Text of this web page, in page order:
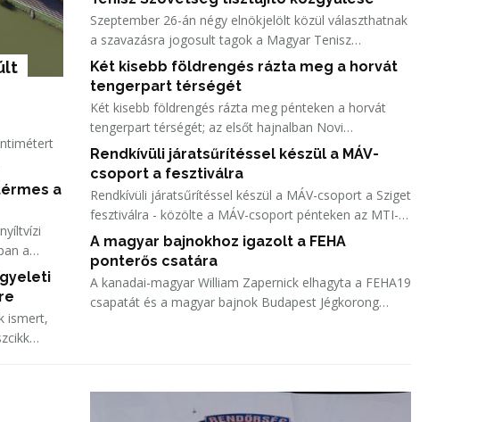
a
a
a
ismert,
az
Szeptember 26-án négy elnökjelölt közül választhatnak
a szavazásra jogosult tagok a Magyar Tenisz
Szövetség (MTSZ) rendkívüli, tisztújító közgyűlésén.
Két kisebb földrengés rázta meg a horvát
tengerpart térségét
Két kisebb földrengés rázta meg pénteken a horvát
tengerpart térségét; az elsőt hajnalban Novi
Vinodolskinál, a másodikat reggel Dubrovnik környékén
lehetett érezni.
Rendkívüli járatsűrítéssel készül a MÁV-
csoport a fesztiválra
Rendkívüli járatsűrítéssel készül a MÁV-csoport a Sziget
fesztiválra - közölte a MÁV-csoport pénteken az MTI-
vel.
A magyar bajnokhoz igazolt a FEHA
ponterős csatára
A kanadai-magyar William Zapernick elhagyta a FEHA19
csapatát és a magyar bajnok Budapest Jégkorong